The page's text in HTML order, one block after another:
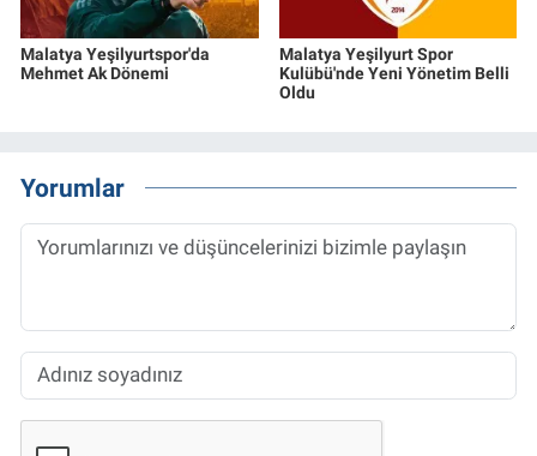
Malatya Yeşilyurtspor'da
Mehmet Ak Dönemi
Malatya Yeşilyurt Spor
Kulübü'nde Yeni Yönetim Belli
Oldu
Yorumlar